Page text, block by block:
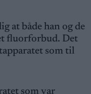
at både han og de
fluorforbud. Det
som til
som var